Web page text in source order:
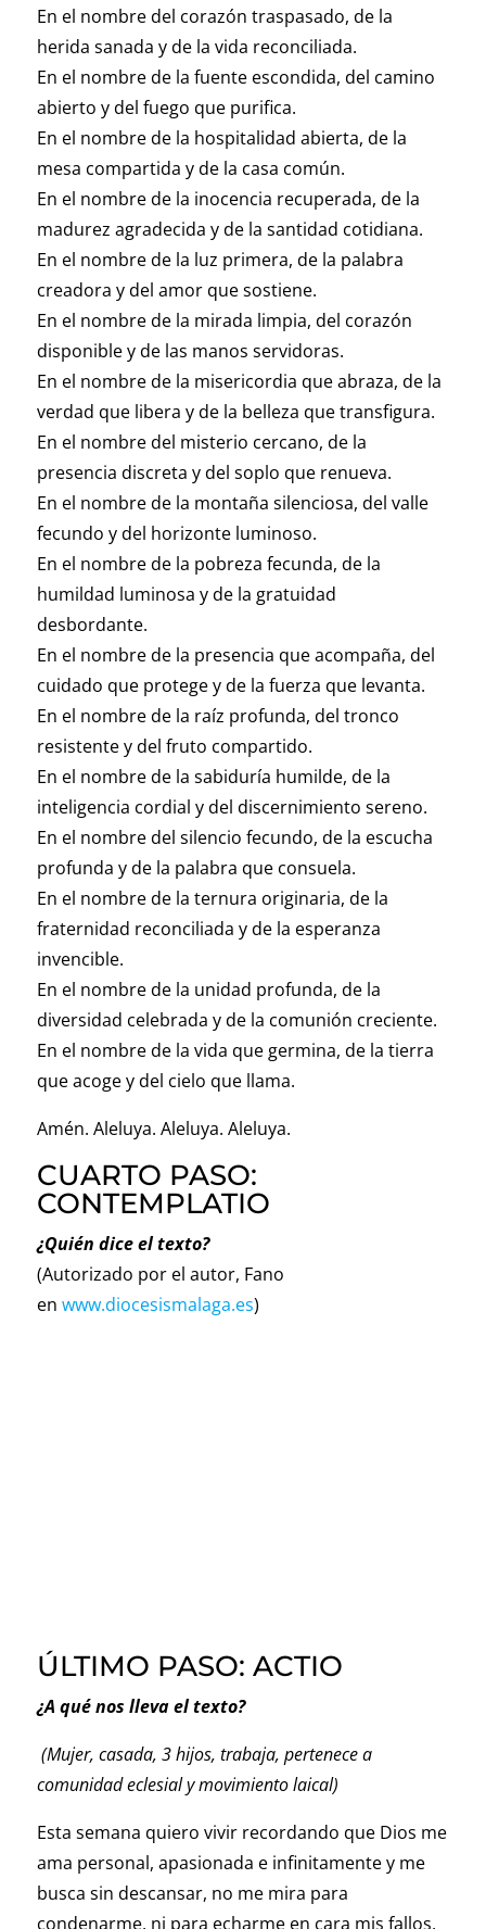
En el nombre del corazón traspasado, de la
herida sanada y de la vida reconciliada.
En el nombre de la fuente escondida, del camino
abierto y del fuego que purifica.
En el nombre de la hospitalidad abierta, de la
mesa compartida y de la casa común.
En el nombre de la inocencia recuperada, de la
madurez agradecida y de la santidad cotidiana.
En el nombre de la luz primera, de la palabra
creadora y del amor que sostiene.
En el nombre de la mirada limpia, del corazón
disponible y de las manos servidoras.
En el nombre de la misericordia que abraza, de la
verdad que libera y de la belleza que transfigura.
En el nombre del misterio cercano, de la
presencia discreta y del soplo que renueva.
En el nombre de la montaña silenciosa, del valle
fecundo y del horizonte luminoso.
En el nombre de la pobreza fecunda, de la
humildad luminosa y de la gratuidad
desbordante.
En el nombre de la presencia que acompaña, del
cuidado que protege y de la fuerza que levanta.
En el nombre de la raíz profunda, del tronco
resistente y del fruto compartido.
En el nombre de la sabiduría humilde, de la
inteligencia cordial y del discernimiento sereno.
En el nombre del silencio fecundo, de la escucha
profunda y de la palabra que consuela.
En el nombre de la ternura originaria, de la
fraternidad reconciliada y de la esperanza
invencible.
En el nombre de la unidad profunda, de la
diversidad celebrada y de la comunión creciente.
En el nombre de la vida que germina, de la tierra
que acoge y del cielo que llama.
Amén. Aleluya. Aleluya. Aleluya.
CUARTO PASO:
CONTEMPLATIO
¿Quién dice el texto?
(Autorizado por el autor, Fano
en www.diocesismalaga.es)
ÚLTIMO PASO: ACTIO
¿A qué nos lleva el texto?
(Mujer, casada, 3 hijos, trabaja, pertenece a
comunidad eclesial y movimiento laical)
Esta semana quiero vivir recordando que Dios me
ama personal, apasionada e infinitamente y me
busca sin descansar, no me mira para
condenarme, ni para echarme en cara mis fallos,